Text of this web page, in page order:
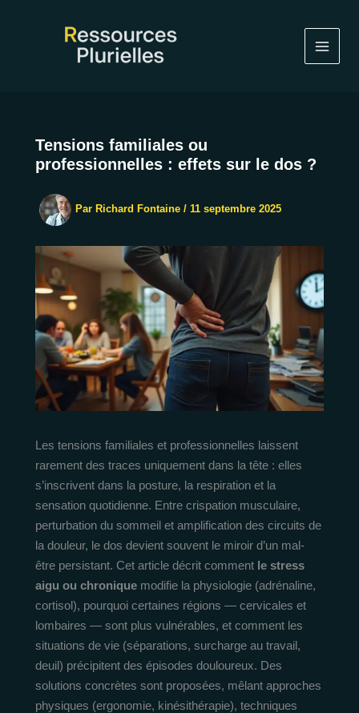
Tensions familiales ou
professionnelles : effets sur le dos ?
Par Richard Fontaine / 11 septembre 2025
Les tensions familiales et professionnelles laissent
rarement des traces uniquement dans la tête : elles
s’inscrivent dans la posture, la respiration et la
sensation quotidienne. Entre crispation musculaire,
perturbation du sommeil et amplification des circuits de
la douleur, le dos devient souvent le miroir d’un mal-
être persistant. Cet article décrit comment le stress
aigu ou chronique modifie la physiologie (adrénaline,
cortisol), pourquoi certaines régions — cervicales et
lombaires — sont plus vulnérables, et comment les
situations de vie (séparations, surcharge au travail,
deuil) précipitent des épisodes douloureux. Des
solutions concrètes sont proposées, mêlant approches
physiques (ergonomie, kinésithérapie), techniques